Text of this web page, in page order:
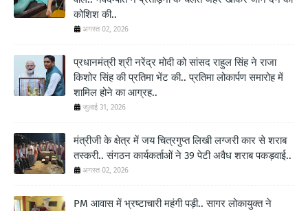
कोशिश की..
अगस्त 02, 2026
प्रधानमंत्री श्री नरेंद्र मोदी को सांसद राहुल सिंह ने राजा
किशोर सिंह की प्रतिमा भेंट की.. प्रतिमा लोकार्पण समारोह में
शामिल होने का आग्रह..
जुलाई 31, 2026
मंत्रीजी के क्षेत्र में जय चित्रगुप्त लिखी लग्जरी कार से शराब
तस्करी.. संगठन कार्यकर्ताओं ने 39 पेटी अवैध शराब पकड़वाई..
अगस्त 02, 2026
PM आवास में भ्रष्टाचारी महंगी पड़ी.. सागर लोकायुक्त ने